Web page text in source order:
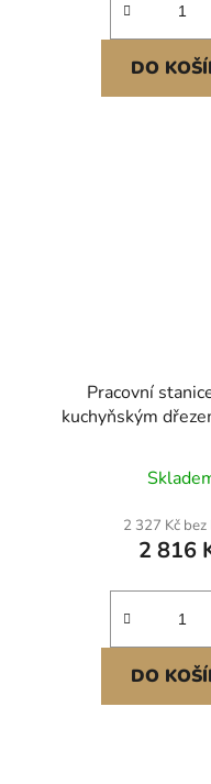
DO
Pracovní
kuchyňským
vestavné
ve
příslušenstvím,
nádobí pro
kuchyně,
2 327 Kč bez
2 816
DO